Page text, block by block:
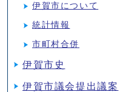
伊賀市について
統計情報
市町村合併
伊賀市史
伊賀市議会提出議案